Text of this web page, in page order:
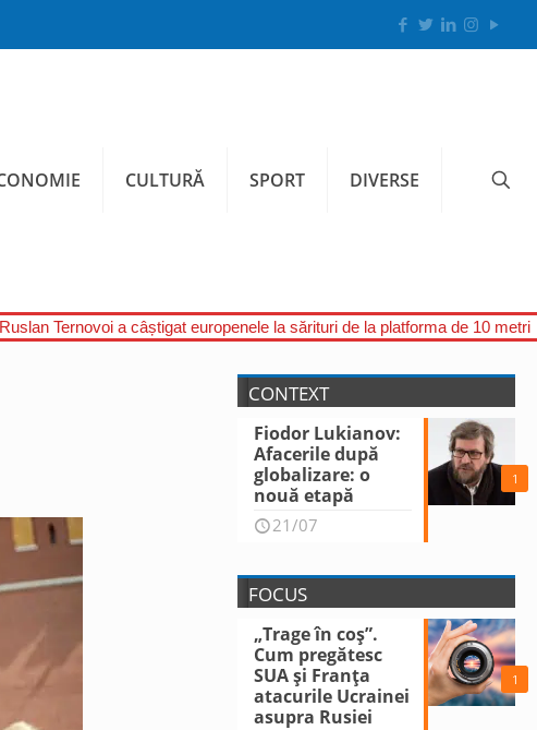
CULTURĂ SPORT DIVERSE
Ruslan Ternovoi a câștigat europenele la sărituri de la platforma de 10 metri
CONTEXT
1
Fiodor Lukianov:
Afacerile după
globalizare: o
nouă etapă
21/07
FOCUS
1
„Trage în coș”.
Cum pregătesc
SUA și Franța
atacurile Ucrainei
asupra Rusiei